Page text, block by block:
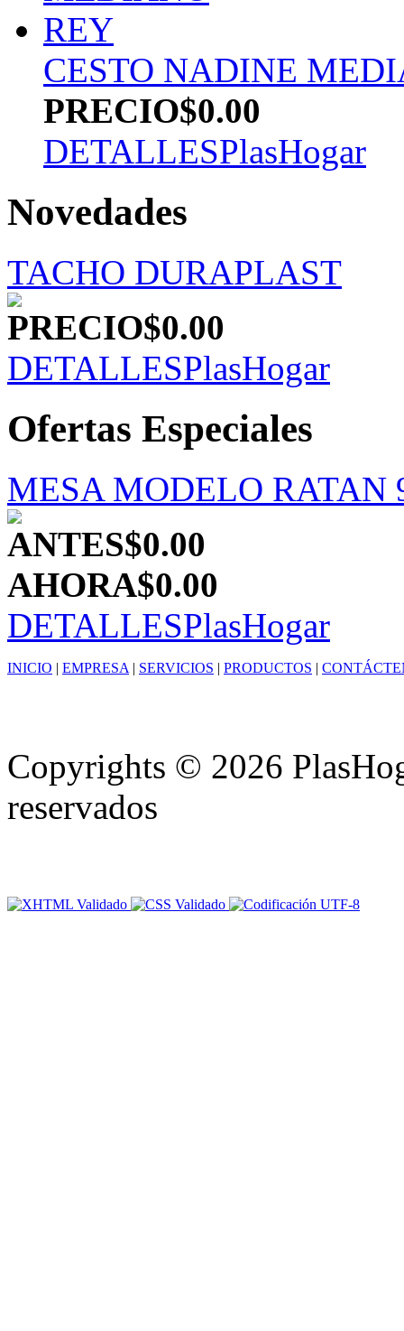
CESTO NADINE
PRECIO$0.00
DETALLESPlasHogar
Novedades
TACHO DURAPLAST
PRECIO$0.00
DETALLESPlasHogar
Ofertas Especiales
MESA MODELO RATAN
ANTES$0.00
AHORA$0.00
DETALLESPlasHogar
INICIO | EMPRESA | SERVICIOS | PRODUCTOS |
Copyrights © 2026
reservados